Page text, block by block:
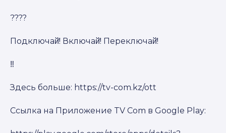
????
Подключай̆! Включай̆! Переключай̆!
‼️
Здесь больше: https://tv-com.kz/ott
Ссылка на Приложение TV Com в Google Play: